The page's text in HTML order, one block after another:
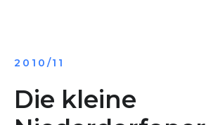
2010/11
Die kleine